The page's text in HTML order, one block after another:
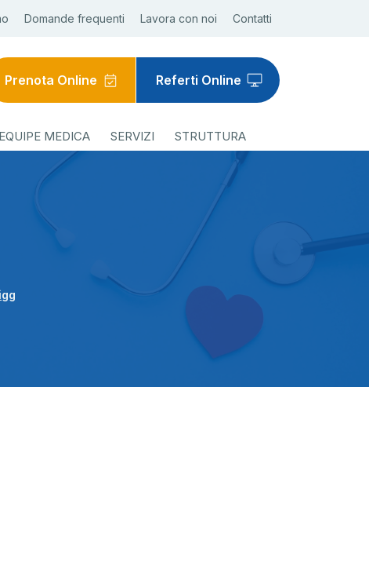
Domande frequenti Lavora con noi Contatti
Prenota Online Referti Online
EQUIPE MEDICA SERVIZI STRUTTURA